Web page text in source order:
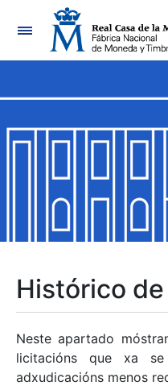
Navegación
Mostrar/Ocultar
Mostrar/Ocultar
Mostrar/Ocultar
Histórico
Neste apartado
licitacións que xa
adxudicacións menos